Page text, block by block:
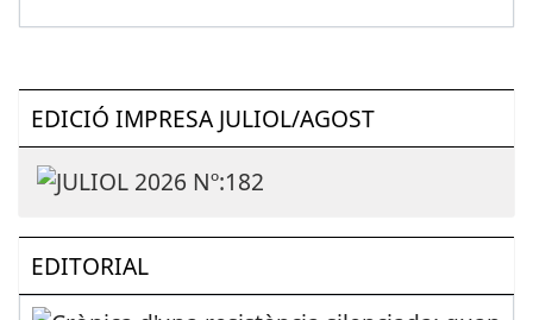
EDICIÓ IMPRESA JULIOL/AGOST
EDITORIAL